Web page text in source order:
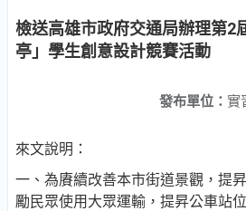
檢送高雄市政府交通局辦理第2
亭」學生創意設計競賽活動
發布單位： 實
來文說明：
一、為賡續改善本市街道景觀，提
勵民眾使用大眾運輸，提昇公車站